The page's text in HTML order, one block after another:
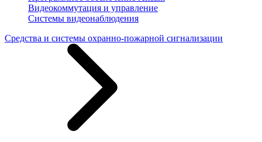
Видеокоммутация и управление
Системы видеонаблюдения
Средства и системы охранно-пожарной сигнализации